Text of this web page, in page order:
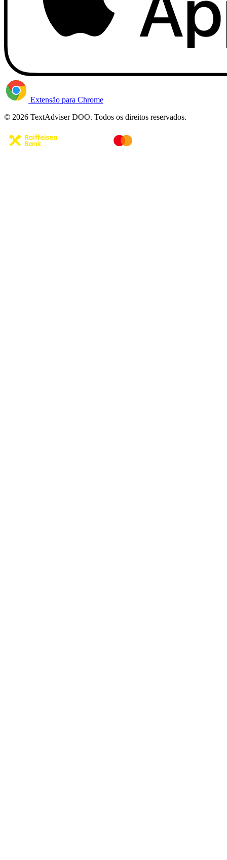
Extensão para Chrome
© 2026 TextAdviser DOO. Todos os direitos reservados.